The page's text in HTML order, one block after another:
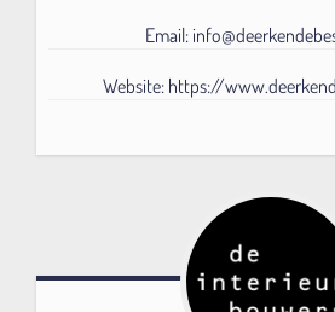
Email:
Website: https://